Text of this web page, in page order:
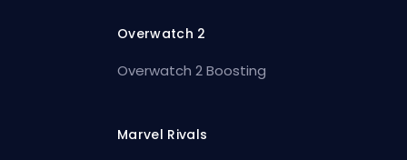
Overwatch 2
Overwatch 2 Boosting
Marvel Rivals